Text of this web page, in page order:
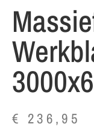
€ 236,95